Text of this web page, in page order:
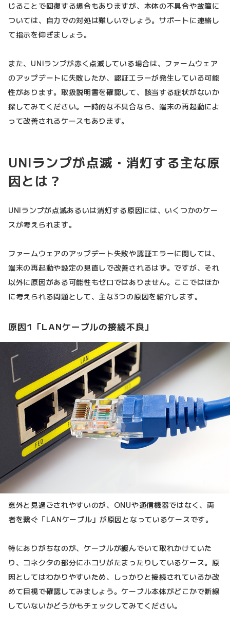
じることで回復する場合もありますが、本体の不具合や故障に
ついては、自力での対処は難しいでしょう。サポートに連絡し
て指示を仰ぎましょう。
また、UNIランプが赤く点滅している場合は、ファームウェア
のアップデートに失敗したか、認証エラーが発生している可能
性があります。取扱説明書を確認して、該当する症状がないか
探してみてください。一時的な不具合なら、端末の再起動によ
って改善されるケースもあります。
UNIランプが点滅・消灯する主な原
因とは？
UNIランプが点滅あるいは消灯する原因には、いくつかのケー
スが考えられます。
ファームウェアのアップデート失敗や認証エラーに関しては、
端末の再起動や設定の見直しで改善されるはず。ですが、それ
以外に原因がある可能性もゼロではありません。ここではほか
に考えられる問題として、主な3つの原因を紹介します。
原因1「LANケーブルの接続不良」
意外と見過ごされやすいのが、ONUや通信機器ではなく、両
者を繋ぐ「LANケーブル」が原因となっているケースです。
特にありがちなのが、ケーブルが緩んでいて取れかけていた
り、コネクタの部分にホコリがたまったりしているケース。原
因としてはわかりやすいため、しっかりと接続されているか改
めて目視で確認してみましょう。ケーブル本体がどこかで断線
していないかどうかもチェックしてみてください。